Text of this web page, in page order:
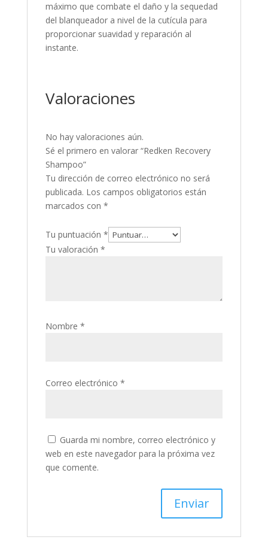
máximo que combate el daño y la sequedad
del blanqueador a nivel de la cutícula para
proporcionar suavidad y reparación al
instante.
Valoraciones
No hay valoraciones aún.
Sé el primero en valorar “Redken Recovery
Shampoo”
Tu dirección de correo electrónico no será
publicada. Los campos obligatorios están
marcados con *
Tu puntuación *
Tu valoración *
Nombre *
Correo electrónico *
Guarda mi nombre, correo electrónico y
web en este navegador para la próxima vez
que comente.